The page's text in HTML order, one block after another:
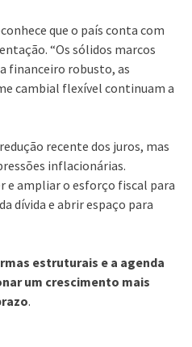
que o país conta com
“Os sólidos marcos
financeiro robusto, as
cambial flexível continuam a
recente dos juros, mas
inflacionárias.
e ampliar o esforço fiscal para
dívida e abrir espaço para
estruturais e a agenda
um crescimento mais
.